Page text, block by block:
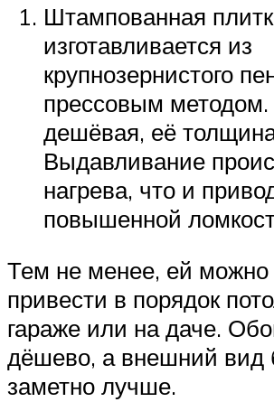
Штампованная
изготавливается из
крупнозернистого
прессовым
дешёвая, её
Выдавливание
нагрева, что и
повышенной
Тем не менее, ей
привести в порядок
гараже или на даче.
дёшево, а внешний вид
заметно лучше.